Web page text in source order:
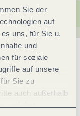
Sie der
auf
uns, für Sie u.
und
für soziale
auf unsere
Sie zu
auch außerhalb